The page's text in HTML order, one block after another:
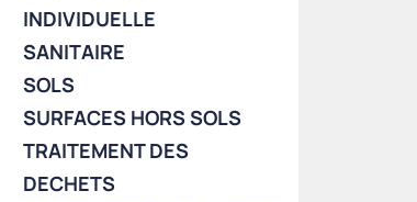
INDIVIDUELLE
SANITAIRE
SOLS
SURFACES HORS SOLS
TRAITEMENT DES
DECHETS